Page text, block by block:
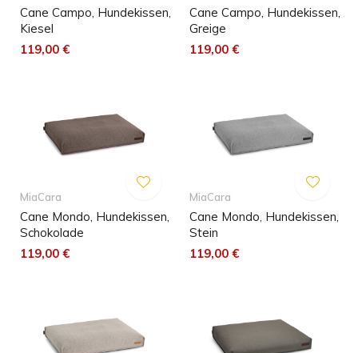
Cane Campo, Hundekissen,
Kiesel
119,00 €
Cane Campo, Hundekissen,
Greige
119,00 €
MiaCara
Cane Mondo, Hundekissen,
Schokolade
119,00 €
MiaCara
Cane Mondo, Hundekissen,
Stein
119,00 €